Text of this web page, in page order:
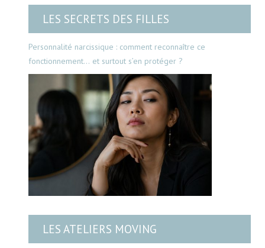
LES SECRETS DES FILLES
Personnalité narcissique : comment reconnaître ce
fonctionnement… et surtout s’en protéger ?
LES ATELIERS MOVING